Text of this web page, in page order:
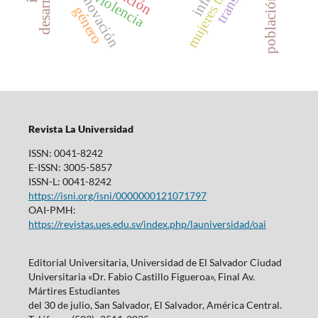
innovación
violencia
género
Revista La Universidad
ISSN: 0041-8242
E-ISSN: 3005-5857
ISSN-L: 0041-8242
https://isni.org/isni/0000000121071797
OAI-PMH:
https://revistas.ues.edu.sv/index.php/launiversidad/oai
Editorial Universitaria, Universidad de El Salvador Ciudad
Universitaria «Dr. Fabio Castillo Figueroa», Final Av.
Mártires Estudiantes
del 30 de julio, San Salvador, El Salvador, América Central.